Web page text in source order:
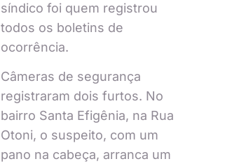
síndico foi quem registrou
todos os boletins de
ocorrência.
Câmeras de segurança
registraram dois furtos. No
bairro Santa Efigênia, na Rua
Otoni, o suspeito, com um
pano na cabeça, arranca um